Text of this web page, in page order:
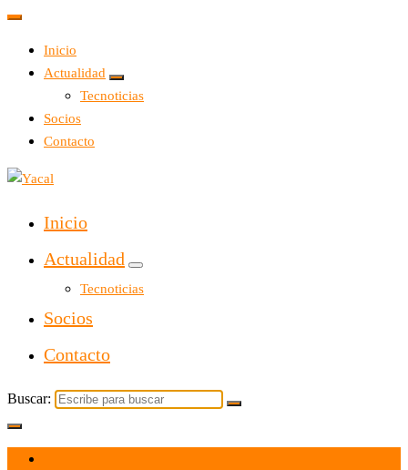
Inicio
Actualidad
Tecnoticias
Socios
Contacto
Yacal micro hosting
Inicio
Actualidad
Tecnoticias
Socios
Contacto
Buscar: